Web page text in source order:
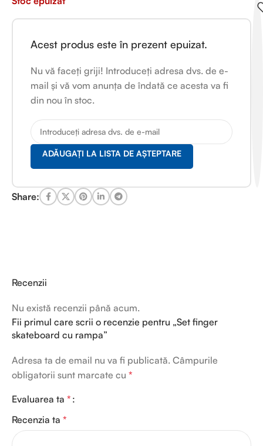
Acest produs este în prezent epuizat.
Nu vă faceți griji! Introduceți adresa dvs. de e-
mail și vă vom anunța de îndată ce acesta va fi
din nou în stoc.
ADĂUGAȚI LA LISTA DE AȘTEPTARE
Share:
Recenzii
Nu există recenzii până acum.
Fii primul care scrii o recenzie pentru „Set finger
skateboard cu rampa”
Adresa ta de email nu va fi publicată. Câmpurile
obligatorii sunt marcate cu *
Evaluarea ta *
Recenzia ta *